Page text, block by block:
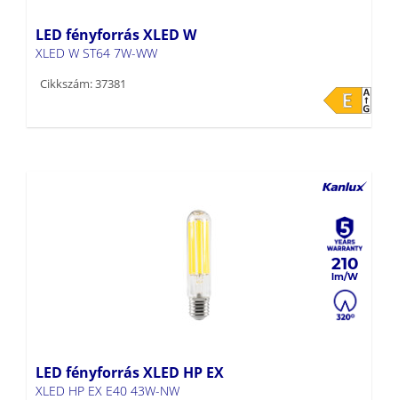
LED fényforrás XLED W
XLED W ST64 7W-WW
Cikkszám: 37381
210
LED fényforrás XLED HP EX
XLED HP EX E40 43W-NW